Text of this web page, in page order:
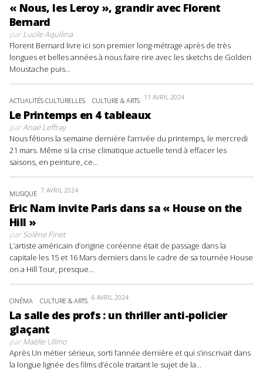
« Nous, les Leroy », grandir avec Florent
Bernard
parLucile Aquilina
Florent Bernard livre ici son premier long-métrage après de très
longues et belles années à nous faire rire avec les sketchs de Golden
Moustache puis...
ACTUALITÉS CULTURELLES CULTURE & ARTS 11 AVRIL 2024
Le Printemps en 4 tableaux
parAnaë Leffray
Nous fêtions la semaine dernière l’arrivée du printemps, le mercredi
21 mars. Même si la crise climatique actuelle tend à effacer les
saisons, en peinture, ce...
MUSIQUE 7 AVRIL 2024
Eric Nam invite Paris dans sa « House on the
Hill »
parSolène Finet
L’artiste américain d’origine coréenne était de passage dans la
capitale les 15 et 16 Mars derniers dans le cadre de sa tournée House
on a Hill Tour, presque...
CINÉMA CULTURE & ARTS 6 AVRIL 2024
La salle des profs : un thriller anti-policier
glaçant
parMaëlle Ullmo
Après Un métier sérieux, sorti l’année dernière et qui s’inscrivait dans
la longue lignée des films d’école traitant le sujet de la...